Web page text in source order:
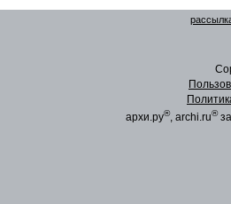
архи.ру®, archi.ru®